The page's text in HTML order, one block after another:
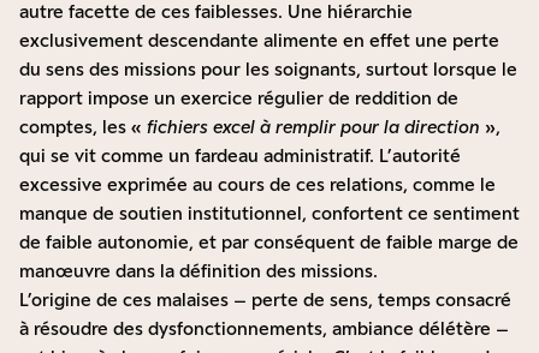
autre facette de ces faiblesses. Une hiérarchie
exclusivement descendante alimente en effet une perte
du sens des missions pour les soignants, surtout lorsque le
rapport impose un exercice régulier de reddition de
comptes, les « fichiers excel à remplir pour la direction »,
qui se vit comme un fardeau administratif. L’autorité
excessive exprimée au cours de ces relations, comme le
manque de soutien institutionnel, confortent ce sentiment
de faible autonomie, et par conséquent de faible marge de
manœuvre dans la définition des missions.
L’origine de ces malaises – perte de sens, temps consacré
à résoudre des dysfonctionnements, ambiance délétère –